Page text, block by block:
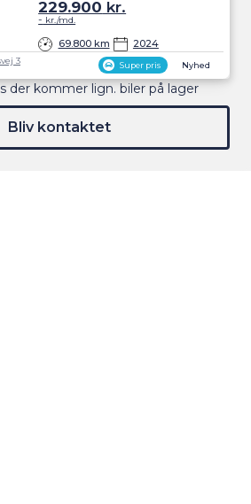
Super pris Nyhed
69.800 km 2024
229.900 kr.
- kr./md.
3
der kommer lign. biler på lager
Bliv kontaktet